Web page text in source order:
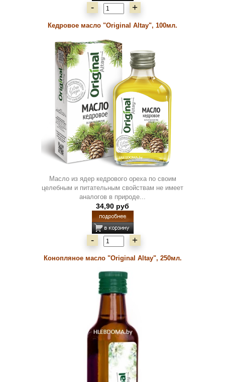
- +
Кедровое масло "Original Altay", 100мл.
Масло из ядер кедрового ореха по своим
целебным и питательным свойствам не имеет
аналогов в природе...
34,90 руб
- +
Конопляное масло "Original Altay", 250мл.